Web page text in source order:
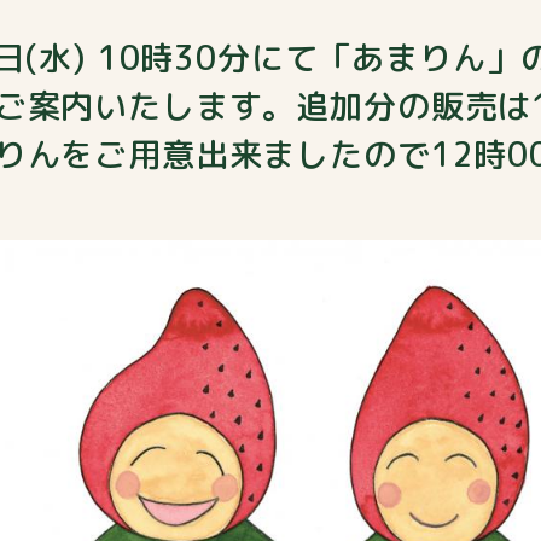
(水) 10時30分にて「あまりん」
案内いたします。追加分の販売
んをご用意出来ましたので12時